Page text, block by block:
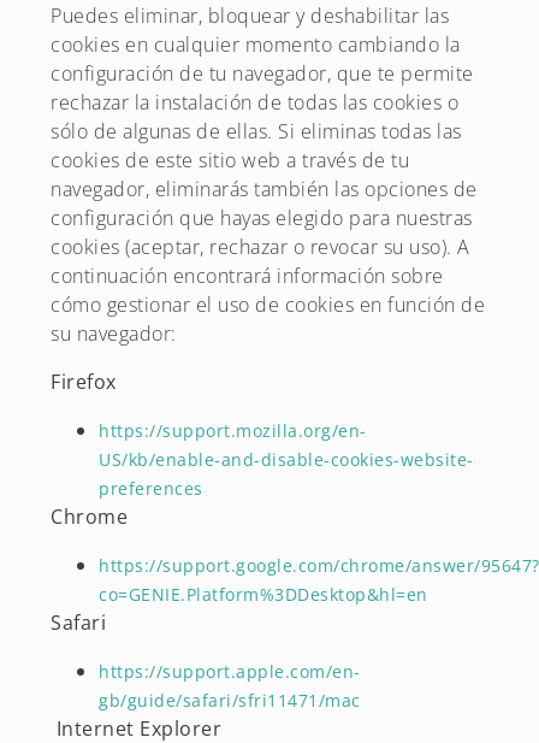
Puedes eliminar, bloquear y deshabilitar las
cookies en cualquier momento cambiando la
configuración de tu navegador, que te permite
rechazar la instalación de todas las cookies o
sólo de algunas de ellas. Si eliminas todas las
cookies de este sitio web a través de tu
navegador, eliminarás también las opciones de
configuración que hayas elegido para nuestras
cookies (aceptar, rechazar o revocar su uso). A
continuación encontrará información sobre
cómo gestionar el uso de cookies en función de
su navegador:
Firefox
https://support.mozilla.org/en-
US/kb/enable-and-disable-cookies-website-
preferences
Chrome
https://support.google.com/chrome/answer/95647?
co=GENIE.Platform%3DDesktop&hl=en
Safari
https://support.apple.com/en-
gb/guide/safari/sfri11471/mac
Internet Explorer